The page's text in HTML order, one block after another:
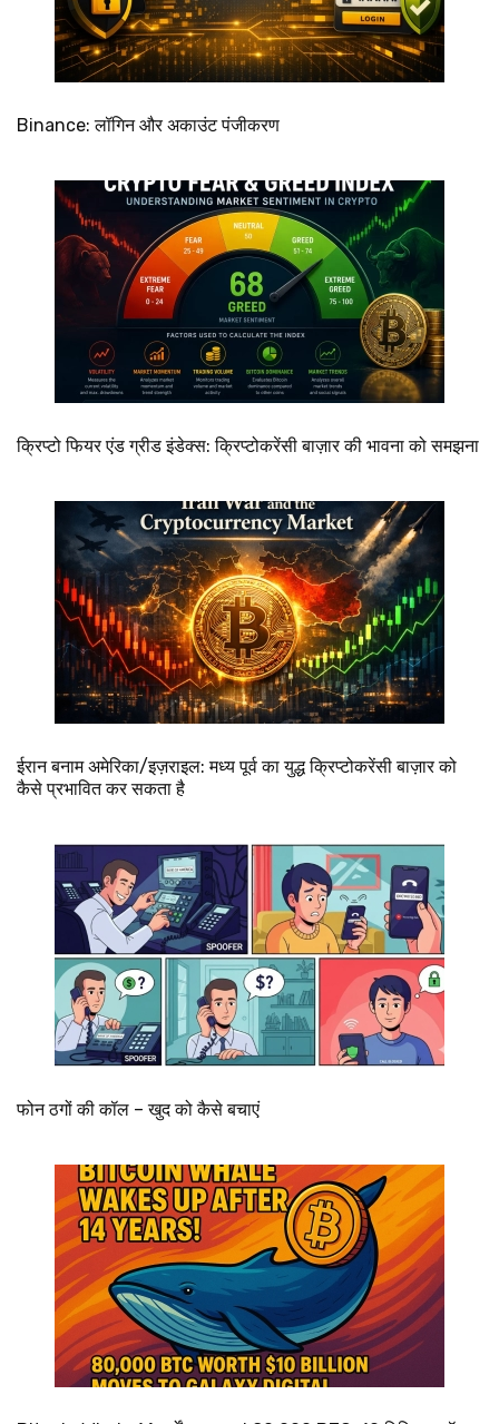
Binance: लॉगिन और अकाउंट पंजीकरण
क्रिप्टो फियर एंड ग्रीड इंडेक्स: क्रिप्टोकरेंसी बाज़ार की भावना को समझना
ईरान बनाम अमेरिका/इज़राइल: मध्य पूर्व का युद्ध क्रिप्टोकरेंसी बाज़ार को
कैसे प्रभावित कर सकता है
फोन ठगों की कॉल – खुद को कैसे बचाएं